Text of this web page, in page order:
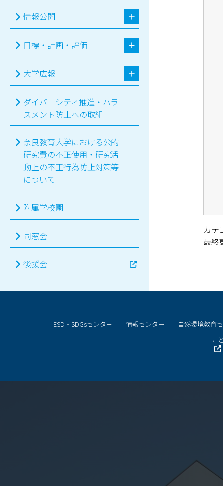
情報公開
目標・計画・評価
大学広報
ダイバーシティ推進・ハラ
スメント防止への取組
奈良教育大学における公的
研究費の不正使用・研究活
動上の不正行為防止対策等
について
附属学校園
同窓会
後援会
カ
最終
ESD・SDGsセンター 情報センター
自然環境教育
こ